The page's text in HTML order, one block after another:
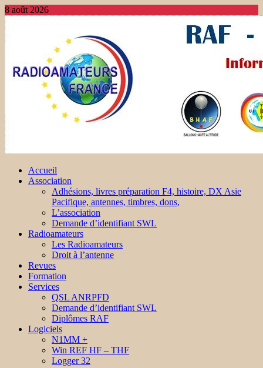
8 août 2026
Accueil
Association
Adhésions, livres préparation F4, histoire, DX Asie
Pacifique, antennes, timbres, dons,
L’association
Demande d’identifiant SWL
Radioamateurs
Les Radioamateurs
Droit à l’antenne
Revues
Formation
Services
QSL ANRPFD
Demande d’identifiant SWL
Diplômes RAF
Logiciels
N1MM +
Win REF HF – THF
Logger 32